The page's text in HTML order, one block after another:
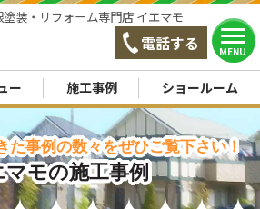
電話する MENU
装・リフォーム専門店 イエマモ
ー 施工事例 ショールーム
た事例の数々をぜひご覧下さい！
モの施工事例